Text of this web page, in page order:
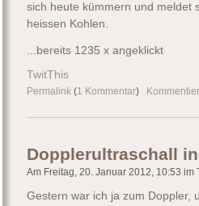
sich heute kümmern und meldet
heissen Kohlen.
...bereits 1235 x angeklickt
TwitThis
Permalink (1 Kommentar)
Dopplerultraschall
Am Freitag, 20. Januar 2012, 10:53 im
Gestern war ich ja zum Doppler,